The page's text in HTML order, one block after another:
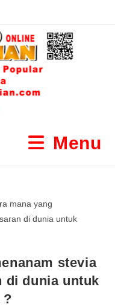
Menu
stevia
di dunia untuk
?